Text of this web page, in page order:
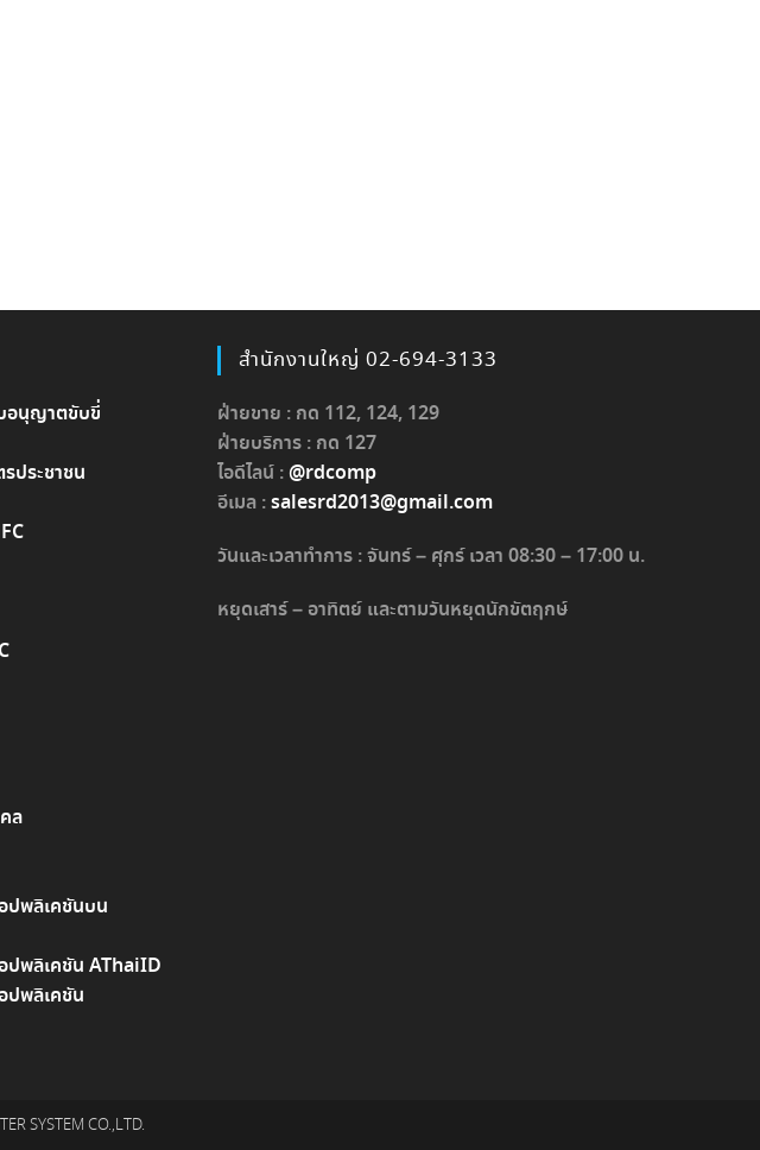
อนุญาตขับขี่
ประชาชน
ล
ปพลิเคชันบน
ปพลิเคชัน AThaiID
ปพลิเคชัน
สำนักงานใหญ่ 02-694-3133
ฝ่ายขาย : กด 112, 124, 129
ฝ่ายบริการ : กด 127
ไอดีไลน์ :@rdcomp
อีเมล :salesrd2013@gmail.com
วันและเวลาทำการ : จันทร์ – ศุกร์ เวลา 08:30 – 17:00 น.
หยุดเสาร์ – อาทิตย์ และตามวันหยุดนักขัตฤกษ์
SYSTEM CO.,LTD.